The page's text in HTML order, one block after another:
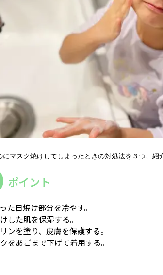
マスク焼けしてしまったときの対処法を３つ、紹
た日焼け部分を冷やす。
した肌を保湿する。
ンを塗り、皮膚を保護する。
をあごまで下げて着用する。